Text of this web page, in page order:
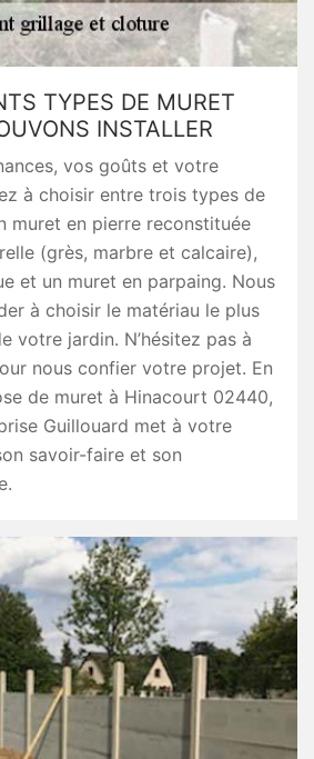
TYPES DE MURET
INSTALLER
vos goûts et votre
à choisir entre trois types de
muret en pierre reconstituée
(grès, marbre et calcaire),
et un muret en parpaing. Nous
à choisir le matériau le plus
votre jardin. N’hésitez pas à
nous confier votre projet. En
de muret à Hinacourt 02440,
Guillouard met à votre
savoir-faire et son